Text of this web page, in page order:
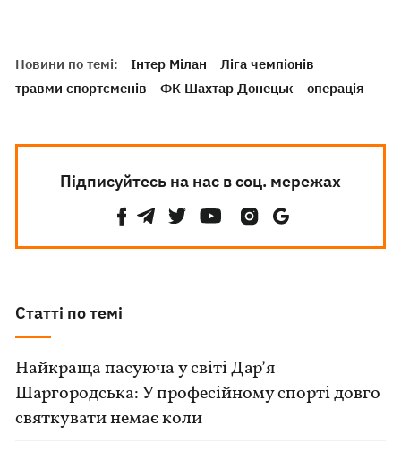
Новини по темі: Інтер Мілан
Ліга чемпіонів
травми спортсменів
ФК Шахтар Донецьк операція
Підписуйтесь на нас в соц. мережах
Статті по темі
Найкраща пасуюча у світі Дар’я
Шаргородська: У професійному спорті довго
святкувати немає коли